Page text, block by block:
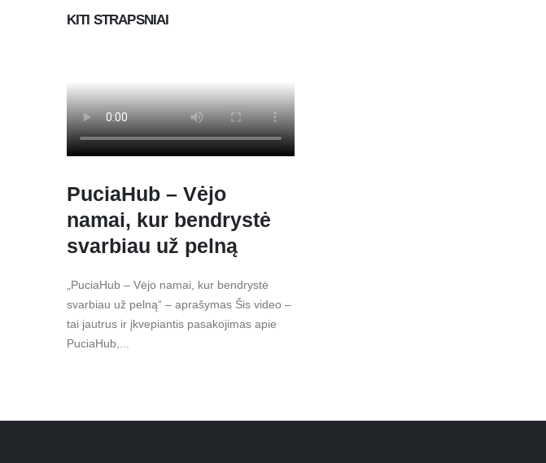
KITI STRAPSNIAI
PuciaHub – Vėjo
namai, kur bendrystė
svarbiau už pelną
„PuciaHub – Vėjo namai, kur bendrystė
svarbiau už pelną“ – aprašymas Šis video –
tai jautrus ir įkvepiantis pasakojimas apie
PuciaHub,...